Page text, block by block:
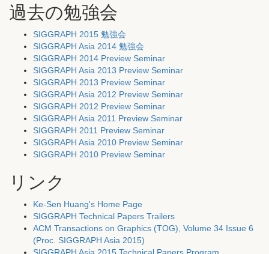
過去の勉強会
SIGGRAPH 2015 勉強会
SIGGRAPH Asia 2014 勉強会
SIGGRAPH 2014 Preview Seminar
SIGGRAPH Asia 2013 Preview Seminar
SIGGRAPH 2013 Preview Seminar
SIGGRAPH Asia 2012 Preview Seminar
SIGGRAPH 2012 Preview Seminar
SIGGRAPH Asia 2011 Preview Seminar
SIGGRAPH 2011 Preview Seminar
SIGGRAPH Asia 2010 Preview Seminar
SIGGRAPH 2010 Preview Seminar
リンク
Ke-Sen Huang's Home Page
SIGGRAPH Technical Papers Trailers
ACM Transactions on Graphics (TOG), Volume 34 Issue 6
(Proc. SIGGRAPH Asia 2015)